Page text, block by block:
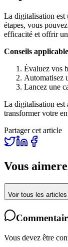
La digitalisation est
étapes, vous
efficacité et offrir
Conseils
Évaluez vos
Automatisez
Lancez une
La digitalisation est
transformer votre
Partager cet article
Vous
Voir tous les articles
Vous devez être